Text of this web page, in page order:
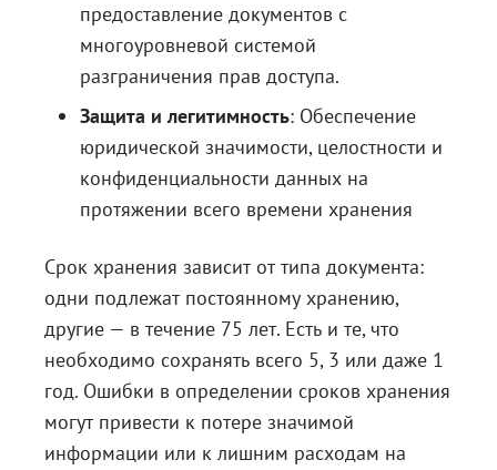
предоставление документов с
многоуровневой системой
разграничения прав доступа.
Защита и легитимность: Обеспечение
юридической значимости, целостности и
конфиденциальности данных на
протяжении всего времени хранения
Срок хранения зависит от типа документа:
одни подлежат постоянному хранению,
другие — в течение 75 лет. Есть и те, что
необходимо сохранять всего 5, 3 или даже 1
год. Ошибки в определении сроков хранения
могут привести к потере значимой
информации или к лишним расходам на